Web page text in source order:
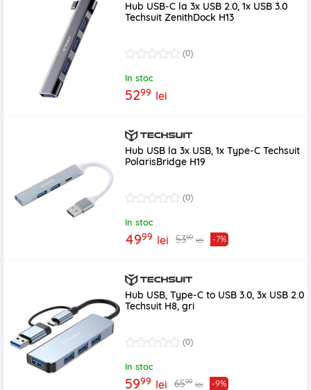
Hub USB-C la 3x USB 2.0, 1x USB 3.0
Techsuit ZenithDock H13
(0)
In stoc
5299 lei
Hub USB la 3x USB, 1x Type-C Techsuit
PolarisBridge H19
(0)
In stoc
4999 lei 5399 lei -7%
Hub USB, Type-C to USB 3.0, 3x USB 2.0
Techsuit H8, gri
(0)
In stoc
5999 lei 6599 lei -9%